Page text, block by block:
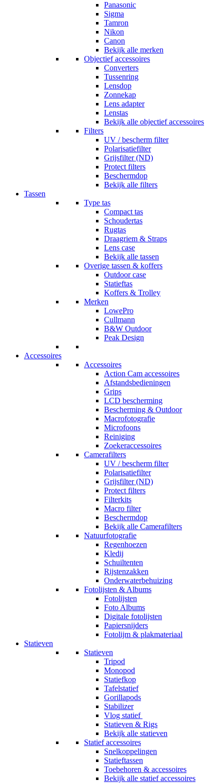
Panasonic
Sigma
Tamron
Nikon
Canon
Bekijk alle merken
Objectief accessoires
Converters
Tussenring
Lensdop
Zonnekap
Lens adapter
Lenstas
Bekijk alle objectief accessoires
Filters
UV / bescherm filter
Polarisatiefilter
Grijsfilter (ND)
Protect filters
Beschermdop
Bekijk alle filters
Tassen
Type tas
Compact tas
Schoudertas
Rugtas
Draagriem & Straps
Lens case
Bekijk alle tassen
Overige tassen & koffers
Outdoor case
Statieftas
Koffers & Trolley
Merken
LowePro
Cullmann
B&W Outdoor
Peak Design
Accessoires
Accessoires
Action Cam accessoires
Afstandsbedieningen
Grips
LCD bescherming
Bescherming & Outdoor
Macrofotografie
Microfoons
Reiniging
Zoekeraccessoires
Camerafilters
UV / bescherm filter
Polarisatiefilter
Grijsfilter (ND)
Protect filters
Filterkits
Macro filter
Beschermdop
Bekijk alle Camerafilters
Natuurfotografie
Regenhoezen
Kledij
Schuiltenten
Rijstenzakken
Onderwaterbehuizing
Fotolijsten & Albums
Fotolijsten
Foto Albums
Digitale fotolijsten
Papiersnijders
Fotolijm & plakmateriaal
Statieven
Statieven
Tripod
Monopod
Statiefkop
Tafelstatief
Gorillapods
Stabilizer
Vlog statief
Statieven & Rigs
Bekijk alle statieven
Statief accessoires
Snelkoppelingen
Statieftassen
Toebehoren & accessoires
Bekijk alle statief accessoires